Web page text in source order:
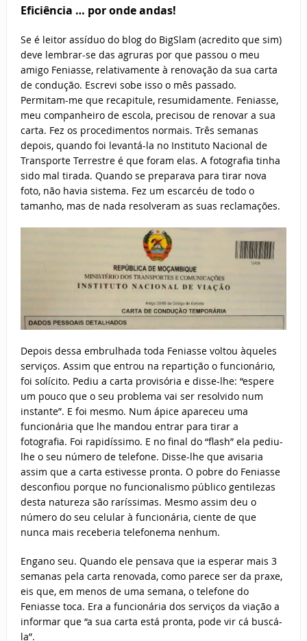
Eficiência … por onde andas!
Se é leitor assíduo do blog do BigSlam (acredito que sim)
deve lembrar-se das agruras por que passou o meu
amigo Feniasse, relativamente à renovação da sua carta
de condução. Escrevi sobe isso o mês passado.
Permitam-me que recapitule, resumidamente. Feniasse,
meu companheiro de escola, precisou de renovar a sua
carta. Fez os procedimentos normais. Três semanas
depois, quando foi levantá-la no Instituto Nacional de
Transporte Terrestre é que foram elas. A fotografia tinha
sido mal tirada. Quando se preparava para tirar nova
foto, não havia sistema. Fez um escarcéu de todo o
tamanho, mas de nada resolveram as suas reclamações.
Depois dessa embrulhada toda Feniasse voltou àqueles
serviços. Assim que entrou na repartição o funcionário,
foi solícito. Pediu a carta provisória e disse-lhe: “espere
um pouco que o seu problema vai ser resolvido num
instante”. E foi mesmo. Num ápice apareceu uma
funcionária que lhe mandou entrar para tirar a
fotografia. Foi rapidíssimo. E no final do “flash” ela pediu-
lhe o seu número de telefone. Disse-lhe que avisaria
assim que a carta estivesse pronta. O pobre do Feniasse
desconfiou porque no funcionalismo público gentilezas
desta natureza são raríssimas. Mesmo assim deu o
número do seu celular à funcionária, ciente de que
nunca mais receberia telefonema nenhum.
Engano seu. Quando ele pensava que ia esperar mais 3
semanas pela carta renovada, como parece ser da praxe,
eis que, em menos de uma semana, o telefone do
Feniasse toca. Era a funcionária dos serviços da viação a
informar que “a sua carta está pronta, pode vir cá buscá-
la”.